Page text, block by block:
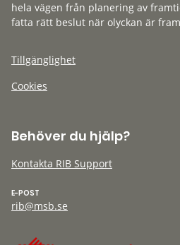
hela vägen från planering av
fatta rätt beslut när olyckan är
Tillgänglighet
Cookies
Behöver du hjälp?
Kontakta RIB Support
E-POST
rib@msb.se